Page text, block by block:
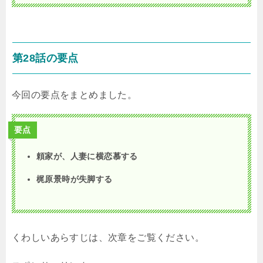
第28話の要点
今回の要点をまとめました。
要点
頼家が、人妻に横恋慕する
梶原景時が失脚する
くわしいあらすじは、次章をご覧ください。